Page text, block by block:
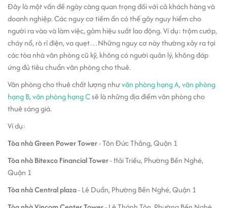
Đây là một vấn đề ngày càng quan trọng đối với cả khách hàng và
doanh nghiệp. Các nguy cơ tiềm ẩn có thể gây nguy hiểm cho
người ra vào và làm việc, gảm hiệu suất lao động. Ví dụ: trộm cướp,
cháy nổ, rò rỉ điện, va quẹt…Những nguy cơ này thường xảy ra tại
các tòa nhà văn phòng cũ kỹ, không có người quản lý, không đáp
ứng đủ tiêu chuẩn văn phòng cho thuê.
Văn phòng cho thuê chất lượng nhưvăn phòng hạng A,văn phòng
hạng B,văn phòng hạng Csẽ là những địa điểm văn phòng cho
thuê sáng giá.
Ví dụ:
Tòa nhà Green Power Tower- Tôn Đức Thắng, Quận 1
Tòa nhà Bitexco Financial Tower- Hải Triều, Phường Bến Nghé,
Quận 1
Tòa nhà Central plaza- Lê Duẩn, Phường Bến Nghé, Quận 1